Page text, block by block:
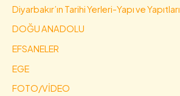
Diyarbakır’ın Tarihi Yerleri-Yapı ve Yapıtları
DOĞU ANADOLU
EFSANELER
EGE
FOTO/VİDEO